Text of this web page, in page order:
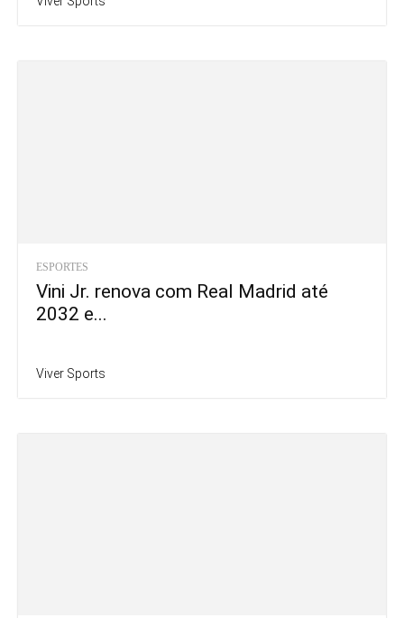
ESPORTES
Vini Jr. renova com Real Madrid até
2032 e...
Viver Sports